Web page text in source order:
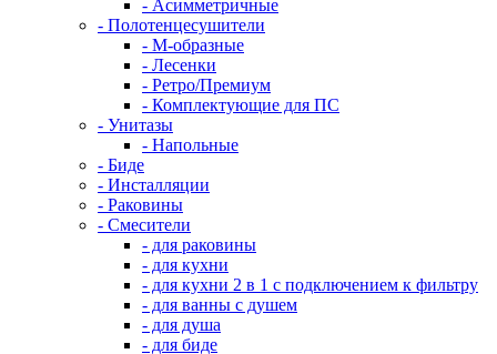
- Асимметричные
- Полотенцесушители
- М-образные
- Лесенки
- Ретро/Премиум
- Комплектующие для ПС
- Унитазы
- Напольные
- Биде
- Инсталляции
- Раковины
- Смесители
- для раковины
- для кухни
- для кухни 2 в 1 с подключением к фильтру
- для ванны с душем
- для душа
- для биде